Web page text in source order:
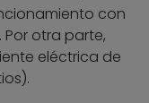
con
otra parte,
eléctrica de